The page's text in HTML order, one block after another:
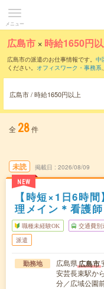
メニュー
広島市 × 時給1650円
広島市の派遣のお仕事情報です。 中
ください。 オフィスワーク・事務系、
広島市 / 時給1650円以上
全 28件
未読
NEW
掲載日 2026/08/09
【時短×1日6時
理メイン＊看護師
職種未経験OK 交通費別
派遣
勤務地 広島県広島市
安芸長束駅か
分／広域公園